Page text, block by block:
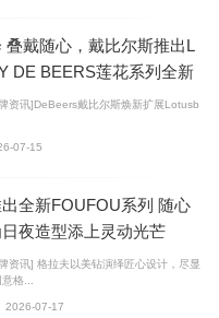
系列
，Muse系列将其融入
宝石、蓝宝石与沙弗莱
斓画卷。悉心甄选的宝
湛技艺与艺术巧思，缔
珠宝佳作。
叠戴随心，戴比尔斯推出L
DE BEERS莲花系列全新
资讯]DeBeers戴比尔斯焕新扩展Lotusb
07-15
全新FOUFOU系列 随心
夜造型添上灵动光芒
资讯] 格拉夫以美钻演绎匠心设计，尽显
格...
2026-07-17